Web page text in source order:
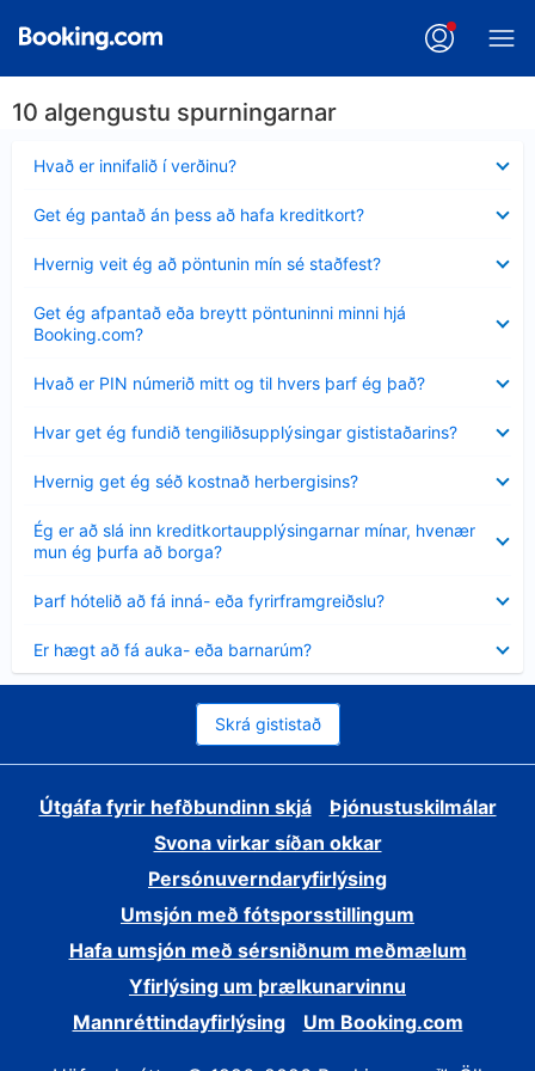
10 algengustu spurningarnar
Hvað er innifalið í verðinu?
sýnt
Get ég pantað án þess að hafa kreditkort?
sýnt
Hvernig veit ég að pöntunin mín sé staðfest?
sýnt
Get ég afpantað eða breytt pöntuninni minni hjá
Booking.com?
sýnt
Hvað er PIN númerið mitt og til hvers þarf ég það?
sýnt
Hvar get ég fundið tengiliðsupplýsingar gististaðarins?
sýnt
Hvernig get ég séð kostnað herbergisins?
sýnt
Ég er að slá inn kreditkortaupplýsingarnar mínar, hvenær
mun ég þurfa að borga?
Minna
sýnt
Þarf hótelið að fá inná- eða fyrirframgreiðslu?
sýnt
Er hægt að fá auka- eða barnarúm?
sýnt
Skrá gististað
Útgáfa fyrir hefðbundinn skjá
Þjónustuskilmálar
Svona virkar síðan okkar
Persónuverndaryfirlýsing
Umsjón með fótsporsstillingum
Hafa umsjón með sérsniðnum meðmælum
Yfirlýsing um þrælkunarvinnu
Mannréttindayfirlýsing
Um Booking.com